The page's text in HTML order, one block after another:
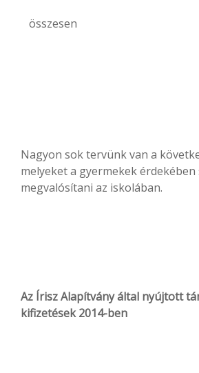
összesen
Nagyon sok tervünk van a
melyeket a gyermekek
megvalósítani az iskolában.
Az Írisz Alapítvány által nyújtott
kifizetések 2014-ben